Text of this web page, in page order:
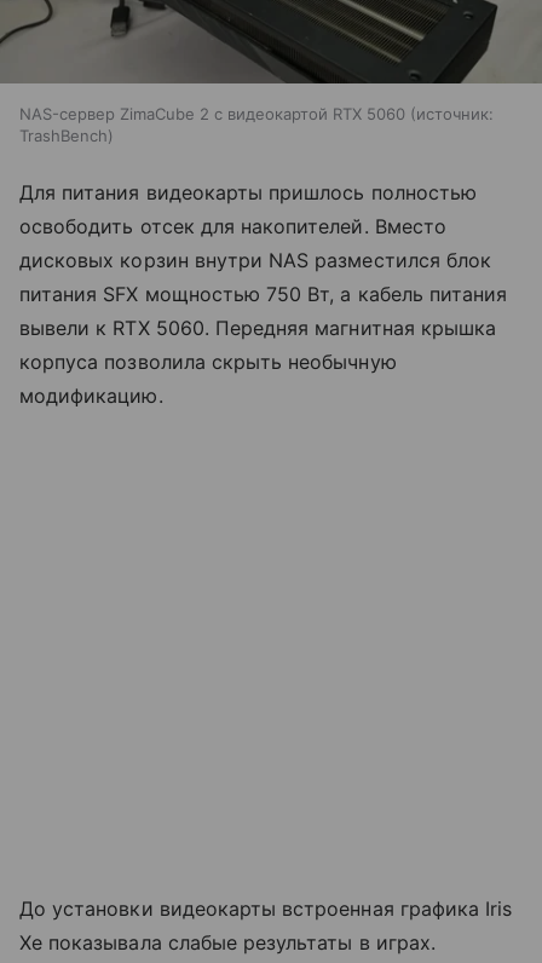
NAS-сервер ZimaCube 2 с видеокартой RTX 5060
источник:
TrashBench
Для питания видеокарты пришлось полностью
освободить отсек для накопителей. Вместо
дисковых корзин внутри NAS разместился блок
питания SFX мощностью 750 Вт, а кабель питания
вывели к RTX 5060. Передняя магнитная крышка
корпуса позволила скрыть необычную
модификацию.
До установки видеокарты встроенная графика Iris
Xe показывала слабые результаты в играх.